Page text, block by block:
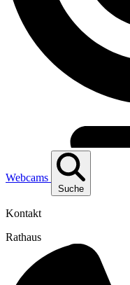
Webcams
Suche
Kontakt
Rathaus